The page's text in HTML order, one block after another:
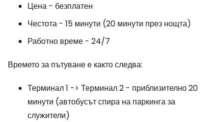
Цена - безплатен
Честота - 15 минути (20 минути през нощта)
Работно време - 24/7
Времето за пътуване е както следва:
Терминал 1 -> Терминал 2 - приблизително 20
минути (автобусът спира на паркинга за
служители)